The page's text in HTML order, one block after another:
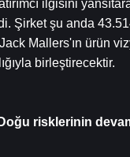
ilgisini
Şirket şu anda
Mallers'ın ürün
birleştirecektir.
risklerinin